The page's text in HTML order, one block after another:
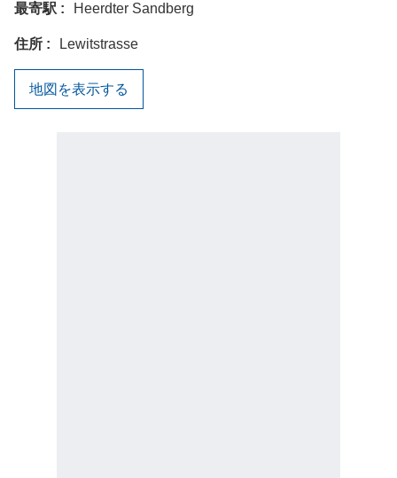
最寄駅 Heerdter Sandberg
住所 Lewitstrasse
地図を表示する